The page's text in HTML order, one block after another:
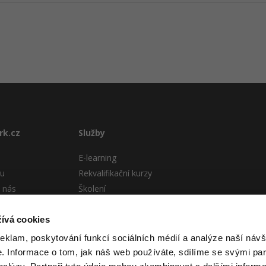
cookies
poskytování funkcí sociálních médií a analýze naší
Informace o tom, jak náš web používáte, sdílíme se svými
nás
Služby
E-learning
Rekvalifikační kurzy
Školení